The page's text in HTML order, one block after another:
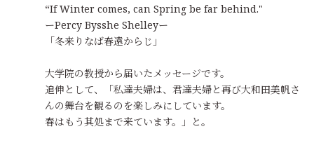
“If Winter comes, can Spring be far behind."
ーPercy Bysshe Shelleyー
「冬来りなば春遠からじ」
大学院の教授から届いたメッセージです。
追伸として、「私達夫婦は、君達夫婦と再び大和田美帆さ
んの舞台を観るのを楽しみにしています。
春はもう其処まで来ています。」と。